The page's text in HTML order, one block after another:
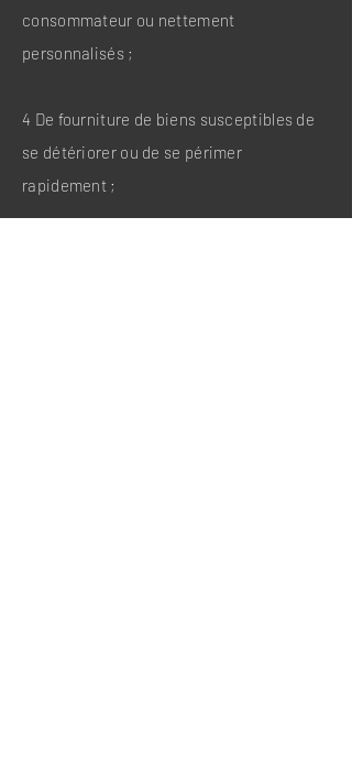
consommateur ou nettement
personnalisés ;
4 De fourniture de biens susceptibles de
se détériorer ou de se périmer
rapidement ;